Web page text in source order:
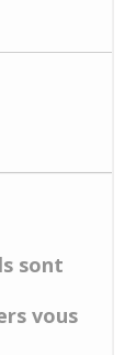
sont
vous